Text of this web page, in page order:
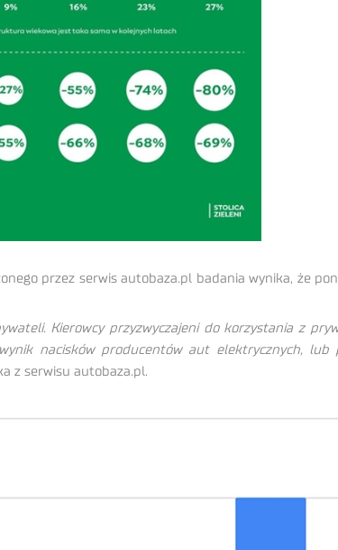
przez serwis autobaza.pl badania wynika, że
Kierowcy przyzwyczajeni do korzystania z
nacisków producentów aut elektrycznych,
z serwisu autobaza.pl.